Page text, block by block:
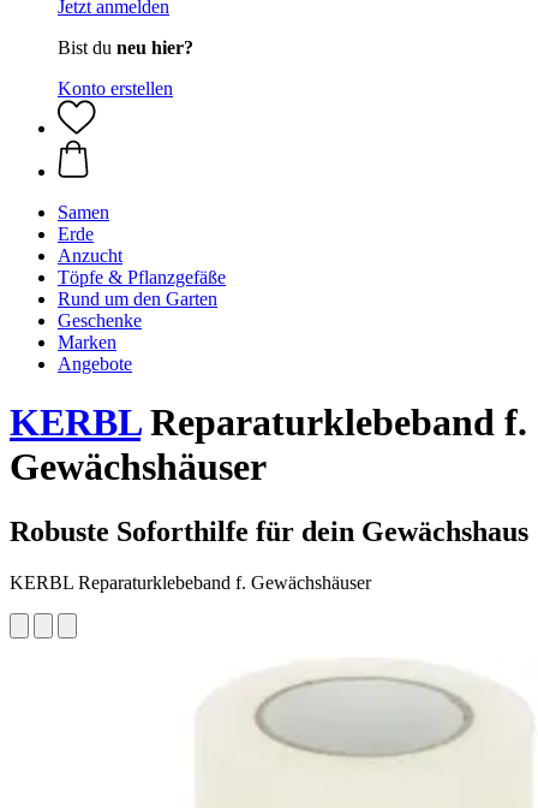
Jetzt anmelden
Bist du neu hier?
Konto erstellen
Samen
Erde
Anzucht
Töpfe & Pflanzgefäße
Rund um den Garten
Geschenke
Marken
Angebote
KERBLReparaturklebeband f.
Gewächshäuser
Robuste Soforthilfe für dein Gewächshaus
KERBL Reparaturklebeband f. Gewächshäuser